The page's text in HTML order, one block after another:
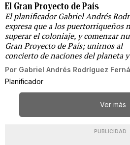
El Gran Proyecto de País
El planificador Gabriel Andrés
expresa que a los puertorriqueños
superar el coloniaje, y comenzar
Gran Proyecto de País; unirnos al
concierto de naciones del planeta
Por Gabriel Andrés Rodríguez
Planificador
Ver más
PUBLICIDAD